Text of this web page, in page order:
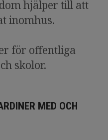
hjälper till att
inomhus.
för offentliga
skolor.
MED OCH